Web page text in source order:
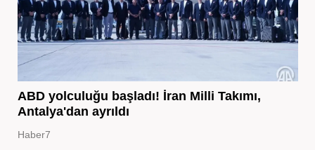
ABD yolculuğu başladı! İran Milli Takımı,
Antalya'dan ayrıldı
Haber7